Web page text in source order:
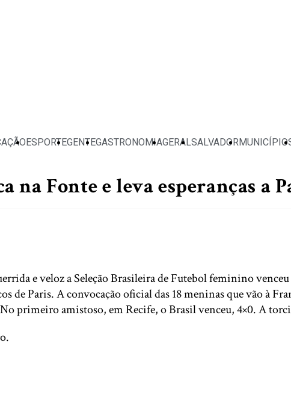
ESPORTEGENTEGASTRONOMIAGERALSALVADOR
na Fonte e leva esperanças a
e veloz a Seleção Brasileira de Futebol feminino
de Paris. A convocação oficial das 18 meninas que vão à
primeiro amistoso, em Recife, o Brasil venceu, 4×0. A